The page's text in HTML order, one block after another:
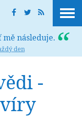
mě následuje.
den
-